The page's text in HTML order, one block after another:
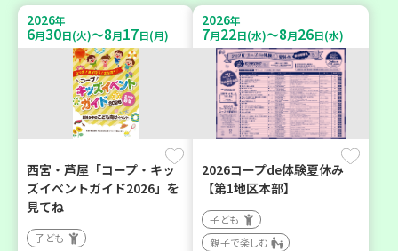
2026年
6月30日(火)～8月17日(月)
西宮・芦屋「コープ・キッ
ズイベントガイド2026」を
見てね
子ども
2026年
7月22日(水)～8月26日(水)
2026コープde体験夏休み
【第1地区本部】
子ども
親子で楽しむ